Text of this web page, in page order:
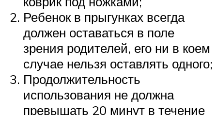
Ребенок в прыгунках всегда
должен оставаться в поле
зрения родителей, его ни в коем
случае нельзя оставлять одного;
Продолжительность
использования не должна
превышать 20 минут в течение